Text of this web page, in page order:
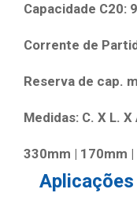
Capacidade C20:
Corrente de
Reserva de cap.
Medidas: C. X L. X
330mm | 170mm
Aplicações